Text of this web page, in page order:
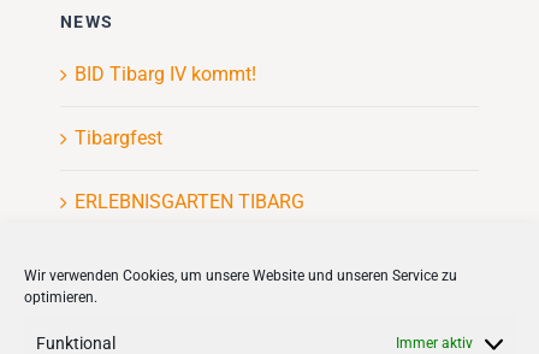
Wir verwenden Cookies, um unsere Website und unseren Service zu
optimieren.
Funktional Immer aktiv
NEWS
BID Tibarg IV kommt!
Tibargfest
ERLEBNISGARTEN TIBARG
Kinderflohmarkt